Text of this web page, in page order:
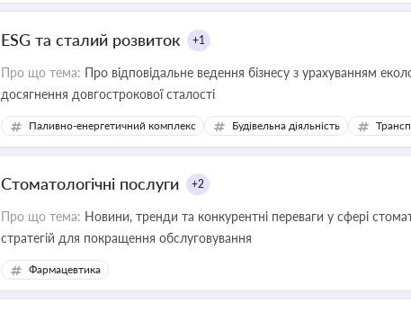
ESG та сталий розвиток +1
Про що тема: Про відповідальне ведення бізнесу з урахуванням
досягнення довгострокової сталості
Паливно-енергетичний комплекс Будівельна діяльність
Стоматологічні послуги +2
Про що тема: Новини, тренди та конкурентні переваги у сфері
стратегій для покращення обслуговування
Фармацевтика